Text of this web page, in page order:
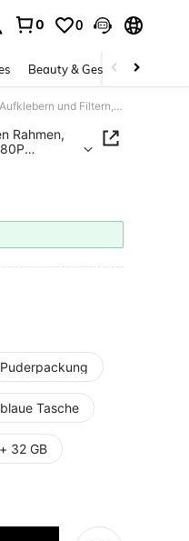
0 0
Beauty & Gesundheit
2,3" Sofortbildkamera für Kinder, mit lustigen Rahmen, Aufklebern und Filtern, Dual-Linse 48MP 1080P Sofortbilddigitalkamera Spielzeug, 16x Digitalzoom mit MP3-Player, Spielen, Selbstauslöser-Modus und robustem Design, ideales Weihnachts-/Geburtstagsgeschenk, tragbares Reisespielzeug
Rahmen,
mit
Tasche
32 GB